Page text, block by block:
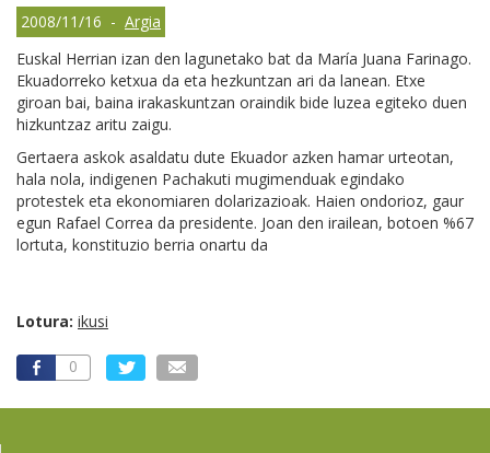
2008/11/16 - Argia
Euskal Herrian izan den lagunetako bat da María Juana Farinago.
Ekuadorreko ketxua da eta hezkuntzan ari da lanean. Etxe
giroan bai, baina irakaskuntzan oraindik bide luzea egiteko duen
hizkuntzaz aritu zaigu.
Gertaera askok asaldatu dute Ekuador azken hamar urteotan,
hala nola, indigenen Pachakuti mugimenduak egindako
protestek eta ekonomiaren dolarizazioak. Haien ondorioz, gaur
egun Rafael Correa da presidente. Joan den irailean, botoen %67
lortuta, konstituzio berria onartu da
Lotura: ikusi
0